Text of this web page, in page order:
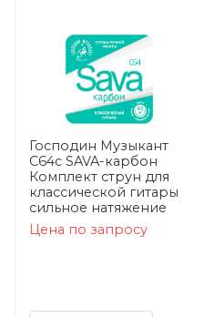
Господин Музыкант
C64c SAVA-карбон
Комплект струн для
классической гитары
сильное натяжение
Цена по запросу